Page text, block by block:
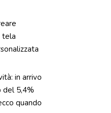
tela
in arrivo
del 5,4%
quando